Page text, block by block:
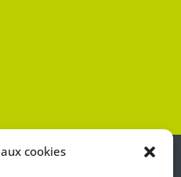
cookies